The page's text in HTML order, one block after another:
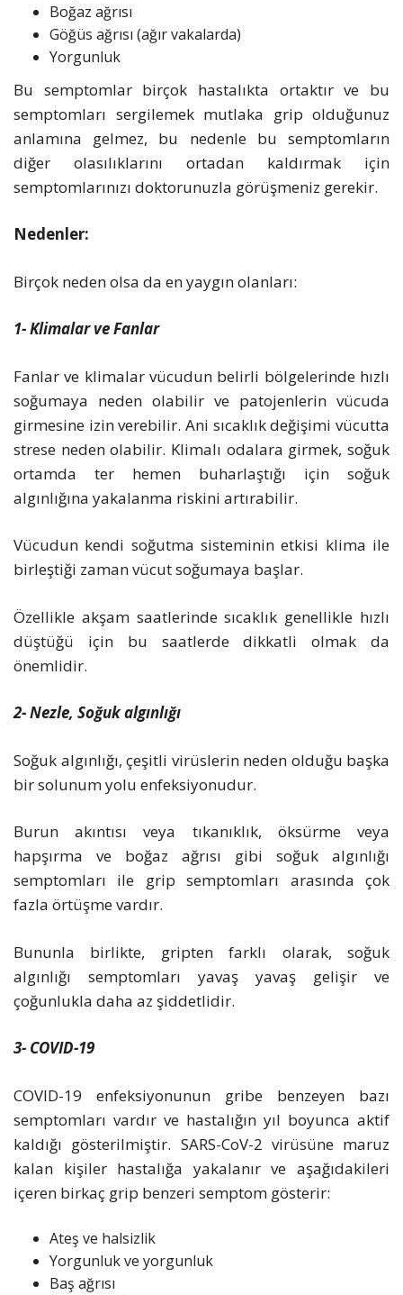
Boğaz ağrısı
Göğüs ağrısı (ağır vakalarda)
Yorgunluk
Bu semptomlar birçok hastalıkta ortaktır ve bu
semptomları sergilemek mutlaka grip olduğunuz
anlamına gelmez, bu nedenle bu semptomların
diğer olasılıklarını ortadan kaldırmak için
semptomlarınızı doktorunuzla görüşmeniz gerekir.
Nedenler:
Birçok neden olsa da en yaygın olanları:
1- Klimalar ve Fanlar
Fanlar ve klimalar vücudun belirli bölgelerinde hızlı
soğumaya neden olabilir ve patojenlerin vücuda
girmesine izin verebilir. Ani sıcaklık değişimi vücutta
strese neden olabilir. Klimalı odalara girmek, soğuk
ortamda ter hemen buharlaştığı için soğuk
algınlığına yakalanma riskini artırabilir.
Vücudun kendi soğutma sisteminin etkisi klima ile
birleştiği zaman vücut soğumaya başlar.
Özellikle akşam saatlerinde sıcaklık genellikle hızlı
düştüğü için bu saatlerde dikkatli olmak da
önemlidir.
2- Nezle, Soğuk algınlığı
Soğuk algınlığı, çeşitli virüslerin neden olduğu başka
bir solunum yolu enfeksiyonudur.
Burun akıntısı veya tıkanıklık, öksürme veya
hapşırma ve boğaz ağrısı gibi soğuk algınlığı
semptomları ile grip semptomları arasında çok
fazla örtüşme vardır.
Bununla birlikte, gripten farklı olarak, soğuk
algınlığı semptomları yavaş yavaş gelişir ve
çoğunlukla daha az şiddetlidir.
3- COVID-19
COVID-19 enfeksiyonunun gribe benzeyen bazı
semptomları vardır ve hastalığın yıl boyunca aktif
kaldığı gösterilmiştir. SARS-CoV-2 virüsüne maruz
kalan kişiler hastalığa yakalanır ve aşağıdakileri
içeren birkaç grip benzeri semptom gösterir:
Ateş ve halsizlik
Yorgunluk ve yorgunluk
Baş ağrısı